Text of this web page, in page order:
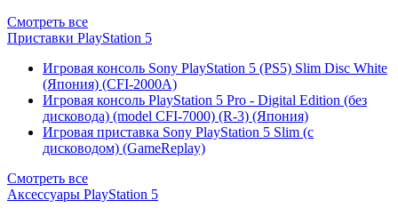
Смотреть все
Приставки PlayStation 5
Игровая консоль Sony PlayStation 5 (PS5) Slim Disc White
(Япония) (CFI-2000A)
Игровая консоль PlayStation 5 Pro - Digital Edition (без
дисковода) (model CFI-7000) (R-3) (Япония)
Игровая приставка Sony PlayStation 5 Slim (с
дисководом) (GameReplay)
Смотреть все
Аксессуары PlayStation 5